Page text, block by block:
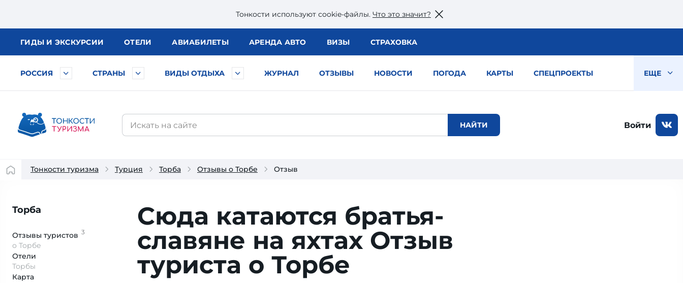
Тонкости используют сookie-файлы. Что это значит?
ГИДЫ И ЭКСКУРСИИ ОТЕЛИ АВИАБИЛЕТЫ АРЕНДА АВТО ВИЗЫ СТРАХОВКА
РОССИЯ СТРАНЫ ВИДЫ ОТДЫХА ЖУРНАЛ ОТЗЫВЫ НОВОСТИ ПОГОДА КАРТЫ СПЕЦПРОЕКТЫ ЕЩЕ
Войти
Тонкости туризма Турция Торба Отзывы о Торбе Отзыв
Торба
Отзывы туристов 3
о Торбе
Отели
Торбы
Карта
Сюда катаются братья-
славяне на яхтах Отзыв
туриста о Торбе